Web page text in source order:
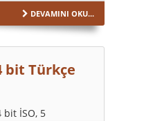
DEVAMINI OKU...
bit Türkçe
İSO, 5